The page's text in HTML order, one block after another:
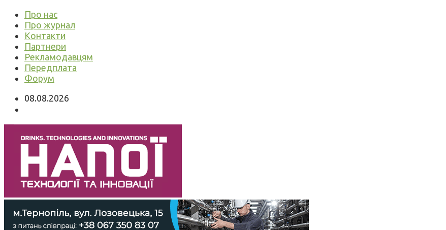
Про нас
Про журнал
Контакти
Партнери
Рекламодавцям
Передплата
Форум
08.08.2026